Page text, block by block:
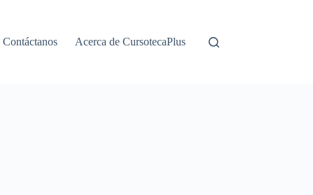
Contáctanos Acerca de CursotecaPlus